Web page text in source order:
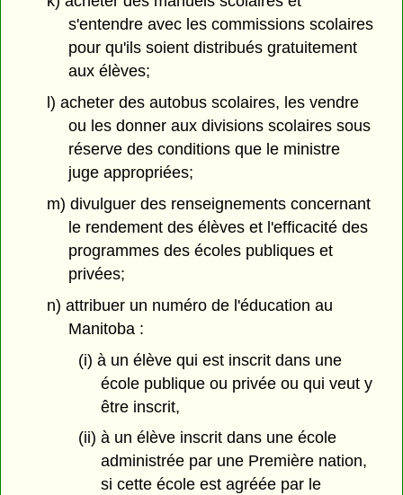
s'entendre avec les commissions scolaires
pour qu'ils soient distribués gratuitement
aux élèves;
l) acheter des autobus scolaires, les vendre
ou les donner aux divisions scolaires sous
réserve des conditions que le ministre
juge appropriées;
m) divulguer des renseignements concernant
le rendement des élèves et l'efficacité des
programmes des écoles publiques et
privées;
n) attribuer un numéro de l'éducation au
Manitoba :
(i) à un élève qui est inscrit dans une
école publique ou privée ou qui veut y
être inscrit,
(ii) à un élève inscrit dans une école
administrée par une Première nation,
si cette école est agréée par le